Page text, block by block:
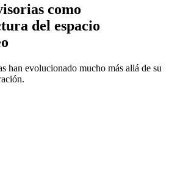
como
del espacio
han evolucionado mucho más allá de su